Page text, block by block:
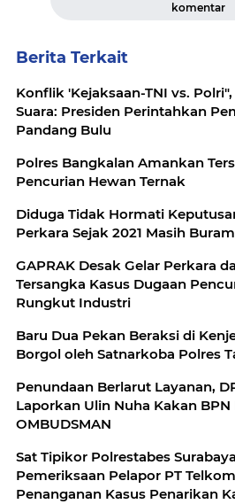
komentar
Berita Terkait
Konflik 'Kejaksaan-TNI vs.
Suara: Presiden Perintahkan
Pandang Bulu
Polres Bangkalan Amankan
Pencurian Hewan Ternak
Diduga Tidak Hormati
Perkara Sejak 2021 Masih
GAPRAK Desak Gelar Perkara
Tersangka Kasus Dugaan
Rungkut Industri
Baru Dua Pekan Beraksi di
Borgol oleh Satnarkoba Polres
Penundaan Berlarut Layanan,
Laporkan Ulin Nuha Kakan
OMBUDSMAN
Sat Tipikor Polrestabes
Pemeriksaan Pelapor PT
Penanganan Kasus Penarikan